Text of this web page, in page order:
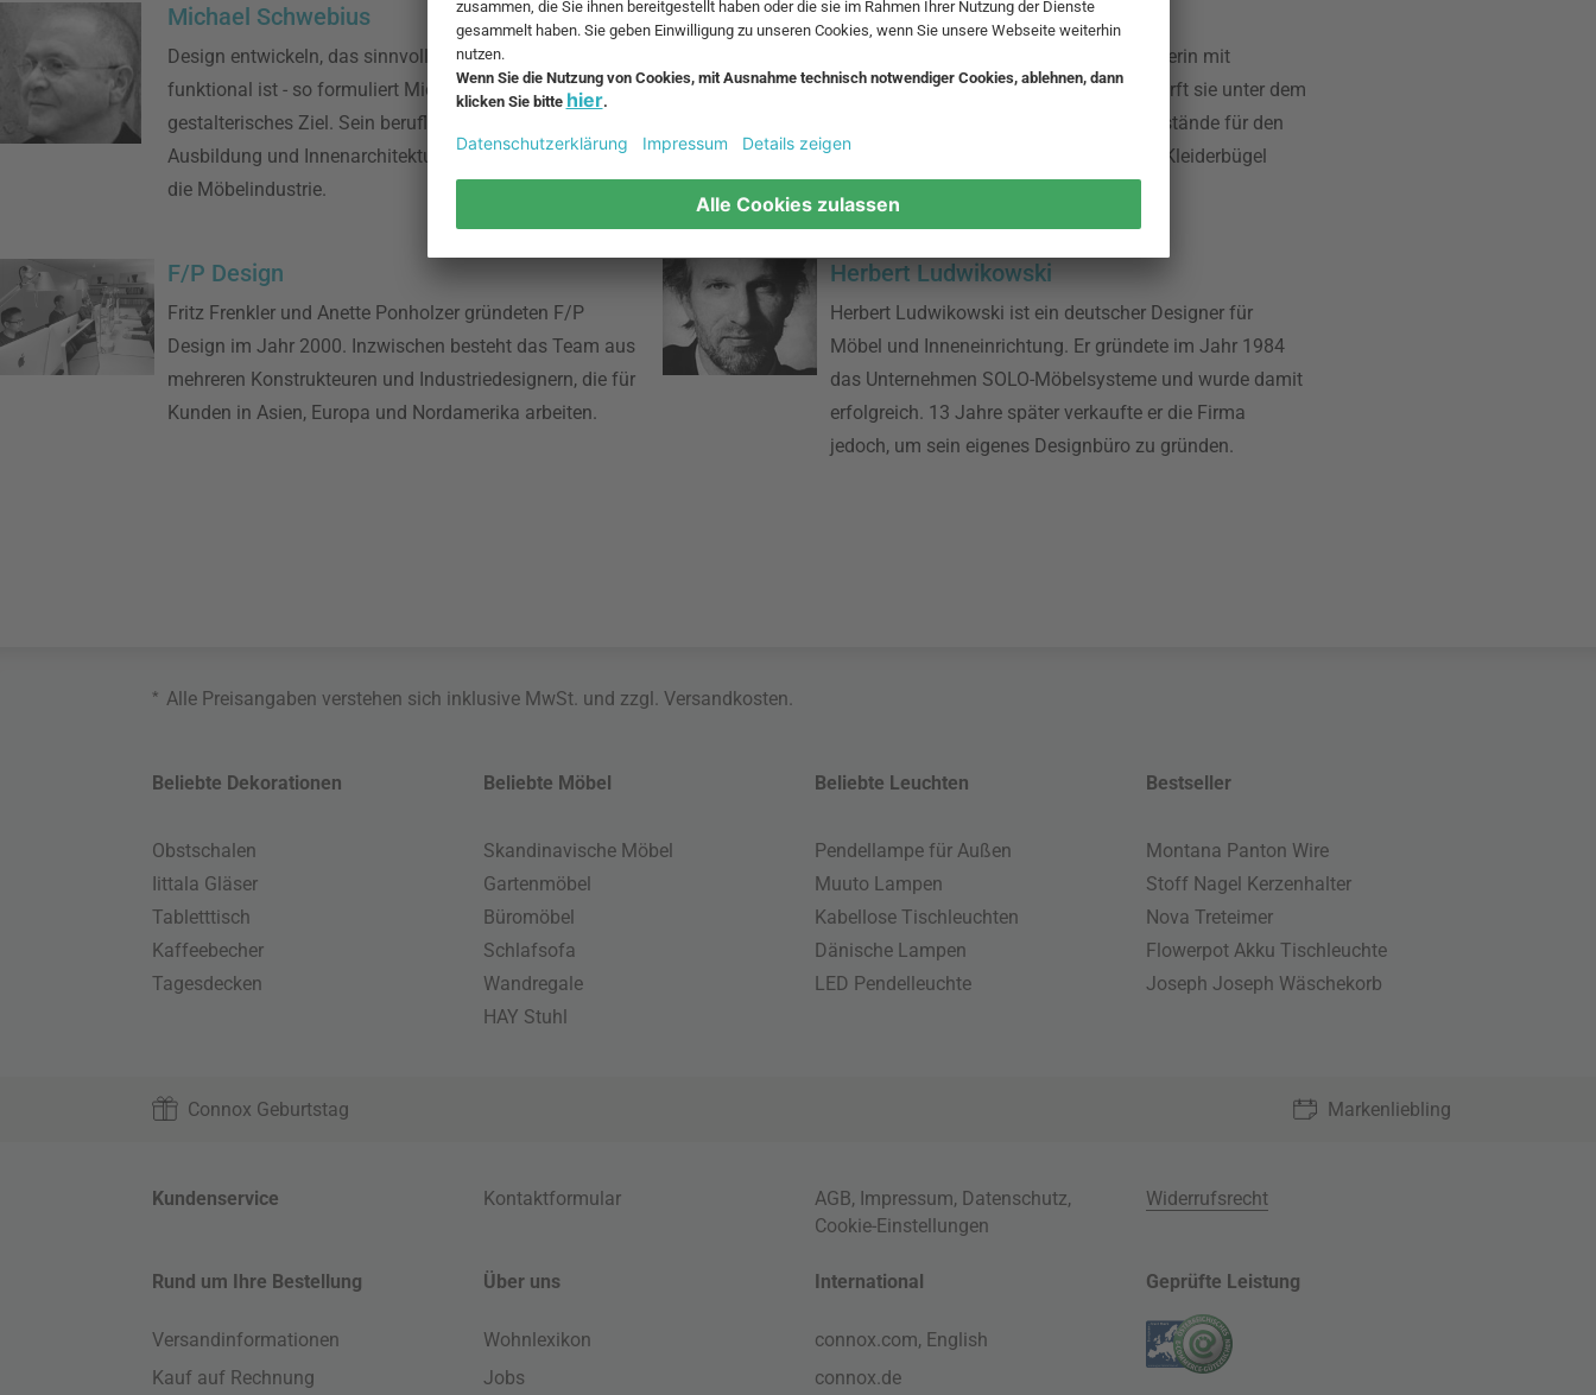
Michael Schwebius
Design entwickeln, das sinnvoll, ästhetisch und
funktional ist - so formuliert Michael Schwebius sein
gestalterisches Ziel. Sein beruflicher Weg führt ihn, nach
Ausbildung und Innenarchitekturstudium, als Designer in
die Möbelindustrie.
Apartment 8
Carolin Sangha ist eine deutsche Designerin mit
indischen Wurzeln. Für Schönbuch entwirft sie unter dem
Namen Apartment 8 viele Design-Gegenstände für den
Eingangsbereich wie Garderobenhaken, Kleiderbügel
F/P Design
Fritz Frenkler und Anette Ponholzer gründeten F/P
Design im Jahr 2000. Inzwischen besteht das Team aus
mehreren Konstrukteuren und Industriedesignern, die für
Kunden in Asien, Europa und Nordamerika arbeiten.
Herbert Ludwikowski
Herbert Ludwikowski ist ein deutscher Designer für
Möbel und Inneneinrichtung. Er gründete im Jahr 1984
das Unternehmen SOLO-Möbelsysteme und wurde damit
erfolgreich. 13 Jahre später verkaufte er die Firma
jedoch, um sein eigenes Designbüro zu gründen.
* Alle Preisangaben verstehen sich inklusive MwSt. und zzgl.Versandkosten.
Beliebte Dekorationen
Obstschalen
Iittala Gläser
Tabletttisch
Kaffeebecher
Tagesdecken
Beliebte Möbel
Skandinavische Möbel
Gartenmöbel
Büromöbel
Schlafsofa
Wandregale
HAY Stuhl
Beliebte Leuchten
Pendellampe für Außen
Muuto Lampen
Kabellose Tischleuchten
Dänische Lampen
LED Pendelleuchte
Bestseller
Montana Panton Wire
Stoff Nagel Kerzenhalter
Nova Treteimer
Flowerpot Akku Tischleuchte
Joseph Joseph Wäschekorb
Connox Geburtstag Markenliebling
Kundenservice Kontaktformular AGB, Impressum, Datenschutz,
Cookie-Einstellungen
Widerrufsrecht
Rund um Ihre Bestellung
Versandinformationen
Kauf auf Rechnung
Über uns
Wohnlexikon
Jobs
International
connox.com, English
connox.de
Geprüfte Leistung